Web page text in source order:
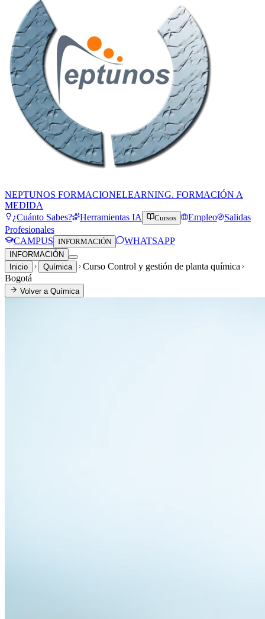
NEPTUNOS FORMACIONELEARNING. FORMACIÓN A
MEDIDA
¿Cuánto Sabes?
Herramientas IA Cursos Empleo
Salidas
Profesionales
CAMPUS INFORMACIÓN WHATSAPP
INFORMACIÓN
Inicio
Química
Curso Control y gestión de planta química
Bogotá
Volver a Química